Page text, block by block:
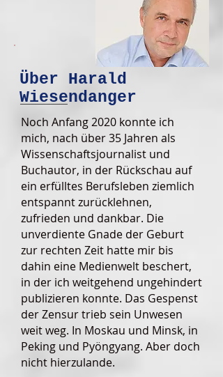
Über Harald
Wiesendanger
Noch Anfang 2020 konnte ich
mich, nach über 35 Jahren als
Wissenschaftsjournalist und
Buchautor, in der Rückschau auf
ein erfülltes Berufsleben ziemlich
entspannt zurücklehnen,
zufrieden und dankbar. Die
unverdiente Gnade der Geburt
zur rechten Zeit hatte mir bis
dahin eine Medienwelt beschert,
in der ich weitgehend ungehindert
publizieren konnte. Das Gespenst
der Zensur trieb sein Unwesen
weit weg. In Moskau und Minsk, in
Peking und Pyöngyang. Aber doch
nicht hierzulande.